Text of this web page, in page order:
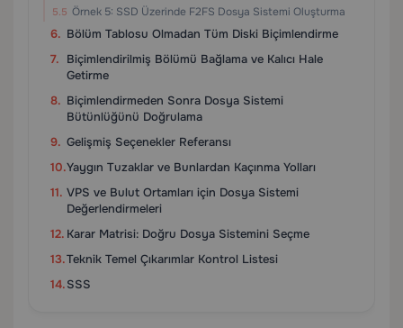
Örnek 5: SSD Üzerinde F2FS Dosya Sistemi Oluşturma
Bölüm Tablosu Olmadan Tüm Diski Biçimlendirme
Biçimlendirilmiş Bölümü Bağlama ve Kalıcı Hale
Getirme
Biçimlendirmeden Sonra Dosya Sistemi
Bütünlüğünü Doğrulama
Gelişmiş Seçenekler Referansı
Yaygın Tuzaklar ve Bunlardan Kaçınma Yolları
VPS ve Bulut Ortamları için Dosya Sistemi
Değerlendirmeleri
Karar Matrisi: Doğru Dosya Sistemini Seçme
Teknik Temel Çıkarımlar Kontrol Listesi
SSS